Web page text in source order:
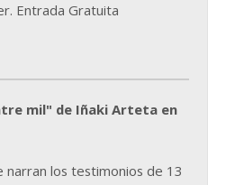
Entrada Gratuita
mil" de Iñaki Arteta en
narran los testimonios de 13